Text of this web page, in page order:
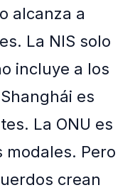
alcanza a
La NIS solo
incluye a los
es
La ONU es
modales. Pero
crean